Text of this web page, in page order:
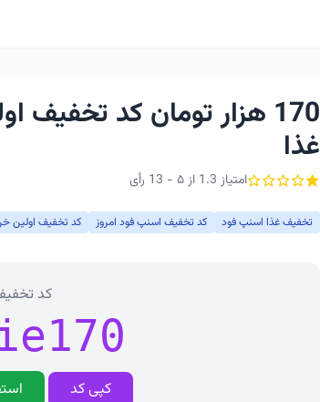
170 هزار تومان کد
غذا
امتیاز 1.3 از ۵ - 13 رأی
تخفیف غذا اسنپ فود کد تخفیف اسنپ فود امروز کد تخفیف اولین
کد
کپی کد